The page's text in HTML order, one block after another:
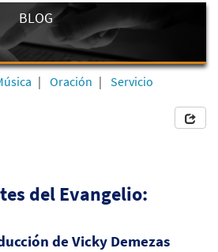
BLOG
Oración Servicio
del Evangelio:
de Vicky Demezas